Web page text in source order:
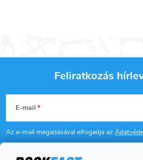
L
á
b
Feliratkozás
E-mail
Az e-mail megadásával elfogadja az